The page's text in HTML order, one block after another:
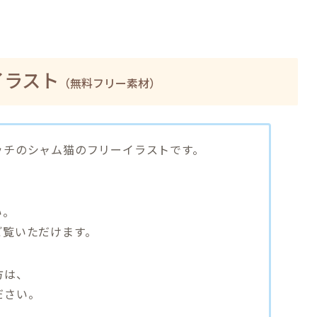
スト （無料フリー素材）
のシャム猫のフリーイラストです。
いただけます。
、
い。